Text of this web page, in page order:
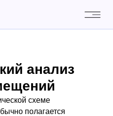
анализ
схеме
полагается